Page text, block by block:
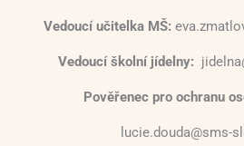
Vedoucí učitelka MŠ:
Vedoucí školní jídelny:
Pověřenec pro ochranu
lucie.douda@sms-